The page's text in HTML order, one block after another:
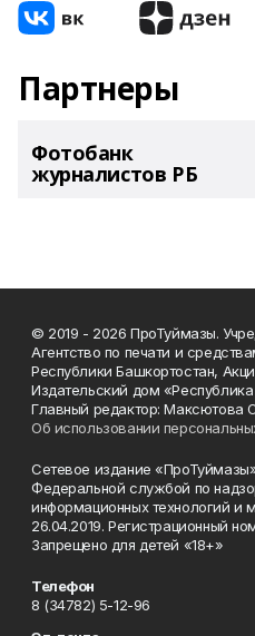
Партнеры
Фотобанк
журналистов РБ
© 2019 - 2026 ПроТуймазы.
Агентство по печати и
Республики Башкортостан,
Издательский дом
Главный редактор: Максютова
Об использовании
Сетевое издание
Федеральной службой по
информационных технологий и
26.04.2019. Регистрационный
Запрещено для детей «18+»
Телефон
8 (34782) 5-12-96